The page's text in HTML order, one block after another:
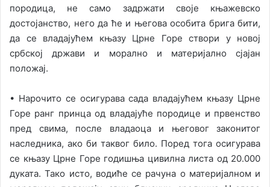
породица, не само задржати своје књажевско
достојанство, него да ће и његова особита брига бити,
да се владајућем књазу Црне Горе створи у новој
србској држави и морално и материјално сјајан
положај.
• Нарочито се осигурава сада владајућем књазу Црне
Горе ранг принца од владајуће породице и првенство
пред свима, после владаоца и његовог законитог
наслeдника, ако би таквог било. Поред тога осигурава
се књазу Црне Горе годишња цивилна листа од 20.000
дуката. Тако исто, водиће се рачуна о материјалном и